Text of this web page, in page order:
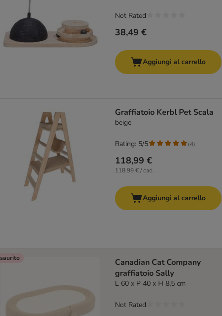
38,49 €
Not Rated
Aggiungi al carrello
Graffiatoio Kerbl Pet Scala
beige
118,99 €
118,99 € / cad.
Rating: 5/5 (4)
Aggiungi al carrello
Canadian Cat Company
graffiatoio Sally
L 60 x P 40 x H 8,5 cm
Not Rated